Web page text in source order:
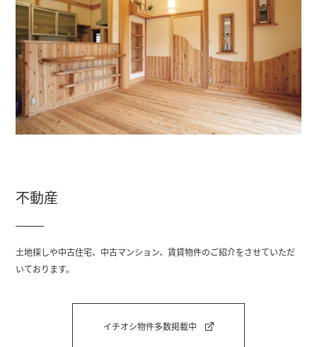
不動産
土地探しや中古住宅、中古マンション、賃貸物件のご紹介をさせていただ
いております。
イチオシ物件多数掲載中